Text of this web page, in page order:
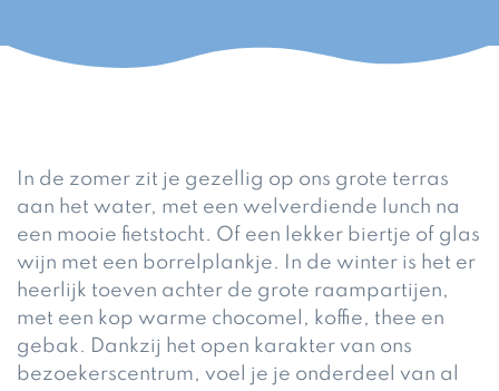
In de zomer zit je gezellig op ons grote terras
aan het water, met een welverdiende lunch na
een mooie fietstocht. Of een lekker biertje of glas
wijn met een borrelplankje. In de winter is het er
heerlijk toeven achter de grote raampartijen,
met een kop warme chocomel, koffie, thee en
gebak. Dankzij het open karakter van ons
bezoekerscentrum, voel je je onderdeel van al